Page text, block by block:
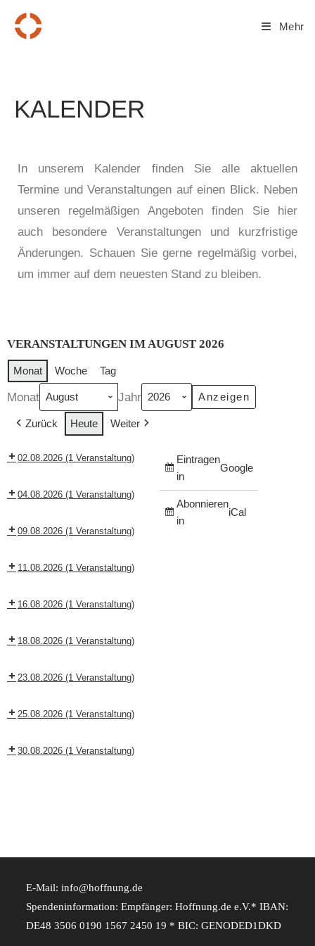
Mehr
KALENDER
In unserem Kalender finden Sie alle aktuellen
Termine und Veranstaltungen auf einen Blick. Neben
unseren regelmäßigen Angeboten finden Sie hier
auch besondere Veranstaltungen und kurzfristige
Änderungen. Schauen Sie gerne regelmäßig vorbei,
um immer auf dem neuesten Stand zu bleiben.
VERANSTALTUNGEN IM AUGUST 2026
Monat Woche Tag
Monat Jahr
Zurück Heute Weiter
Eintragen
in
Google
Abonnieren
in
iCal
02.08.2026 (1 Veranstaltung)
04.08.2026 (1 Veranstaltung)
09.08.2026 (1 Veranstaltung)
11.08.2026 (1 Veranstaltung)
16.08.2026 (1 Veranstaltung)
18.08.2026 (1 Veranstaltung)
23.08.2026 (1 Veranstaltung)
25.08.2026 (1 Veranstaltung)
30.08.2026 (1 Veranstaltung)
E-Mail: info@hoffnung.de
Spendeninformation: Empfänger: Hoffnung.de e.V.* IBAN:
DE48 3506 0190 1567 2450 19 * BIC: GENODED1DKD